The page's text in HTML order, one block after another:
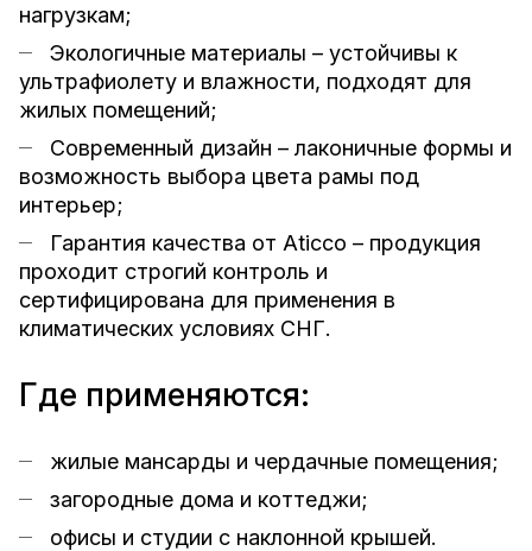
нагрузкам;
Экологичные материалы – устойчивы к
ультрафиолету и влажности, подходят для
жилых помещений;
Современный дизайн – лаконичные формы и
возможность выбора цвета рамы под
интерьер;
Гарантия качества от Aticco – продукция
проходит строгий контроль и
сертифицирована для применения в
климатических условиях СНГ.
Где применяются:
жилые мансарды и чердачные помещения;
загородные дома и коттеджи;
офисы и студии с наклонной крышей.